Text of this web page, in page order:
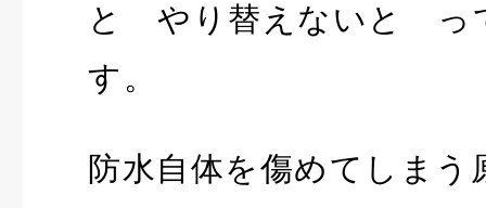
と やり替えないと っ
す。
防水自体を傷めてしまう